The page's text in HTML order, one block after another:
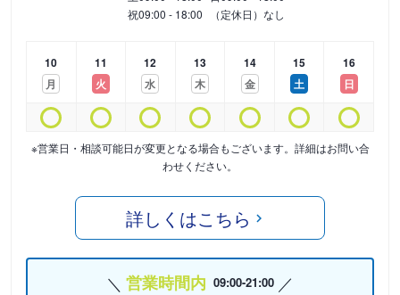
祝09:00 - 18:00 （定休日）なし
10
月
11
火
12
水
13
木
14
金
15
土
16
日
※営業日・相談可能日が変更となる場合もございます。詳細はお問い合
わせください。
詳しくはこちら
営業時間内 09:00-21:00